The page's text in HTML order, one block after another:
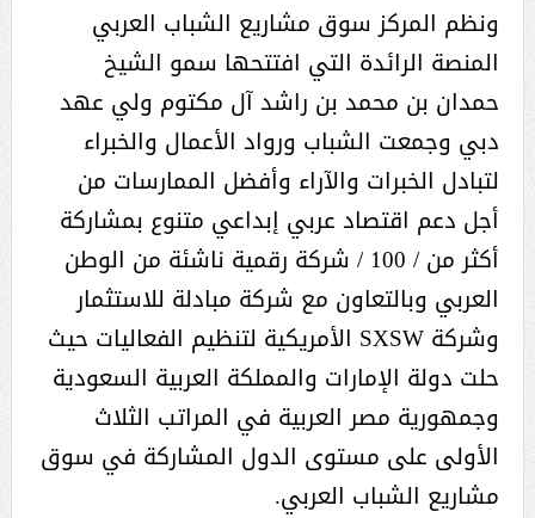
ونظم المركز سوق مشاريع الشباب العربي
المنصة الرائدة التي افتتحها سمو الشيخ
حمدان بن محمد بن راشد آل مكتوم ولي عهد
دبي وجمعت الشباب ورواد الأعمال والخبراء
لتبادل الخبرات والآراء وأفضل الممارسات من
أجل دعم اقتصاد عربي إبداعي متنوع بمشاركة
أكثر من / 100 / شركة رقمية ناشئة من الوطن
العربي وبالتعاون مع شركة مبادلة للاستثمار
وشركة SXSW الأمريكية لتنظيم الفعاليات حيث
حلت دولة الإمارات والمملكة العربية السعودية
وجمهورية مصر العربية في المراتب الثلاث
الأولى على مستوى الدول المشاركة في سوق
مشاريع الشباب العربي.